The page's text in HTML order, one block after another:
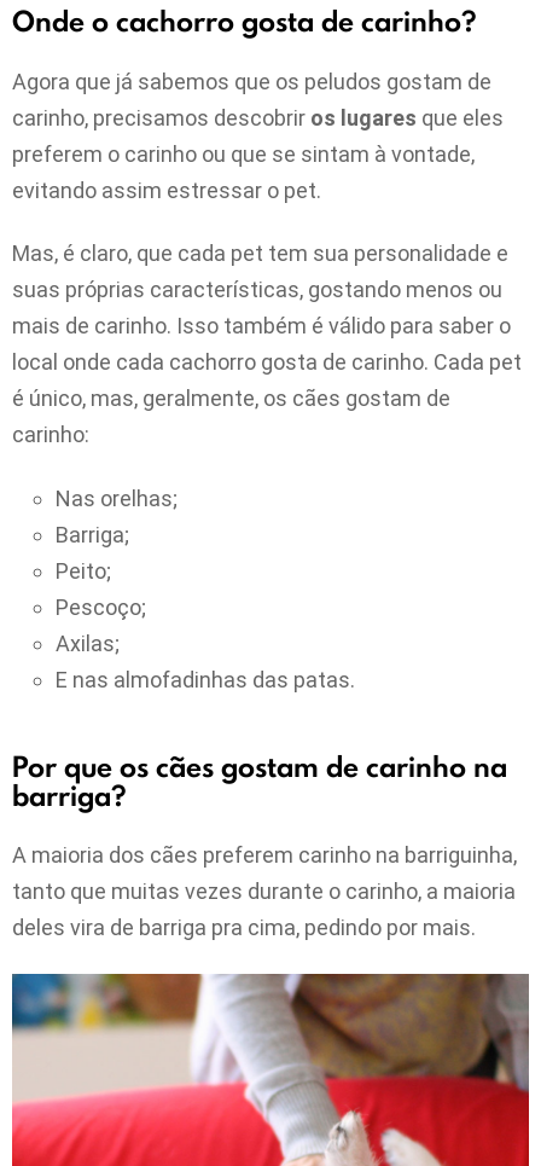
Onde o cachorro gosta de carinho?
Agora que já sabemos que os peludos gostam de
carinho, precisamos descobrir os lugares que eles
preferem o carinho ou que se sintam à vontade,
evitando assim estressar o pet.
Mas, é claro, que cada pet tem sua personalidade e
suas próprias características, gostando menos ou
mais de carinho. Isso também é válido para saber o
local onde cada cachorro gosta de carinho. Cada pet
é único, mas, geralmente, os cães gostam de
carinho:
Nas orelhas;
Barriga;
Peito;
Pescoço;
Axilas;
E nas almofadinhas das patas.
Por que os cães gostam de carinho na
barriga?
A maioria dos cães preferem carinho na barriguinha,
tanto que muitas vezes durante o carinho, a maioria
deles vira de barriga pra cima, pedindo por mais.